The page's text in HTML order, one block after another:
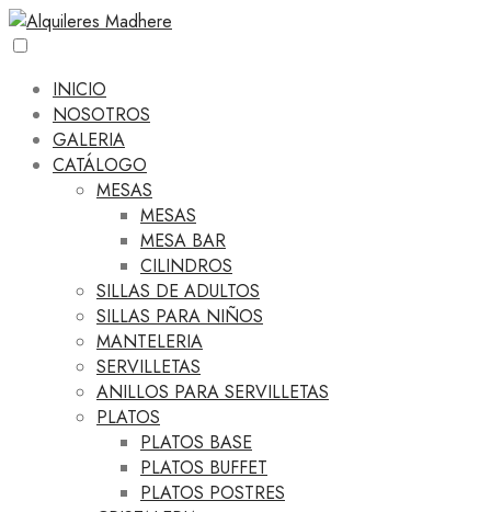
INICIO
NOSOTROS
GALERIA
CATÁLOGO
MESAS
MESAS
MESA BAR
CILINDROS
SILLAS DE ADULTOS
SILLAS PARA NIÑOS
MANTELERIA
SERVILLETAS
ANILLOS PARA SERVILLETAS
PLATOS
PLATOS BASE
PLATOS BUFFET
PLATOS POSTRES